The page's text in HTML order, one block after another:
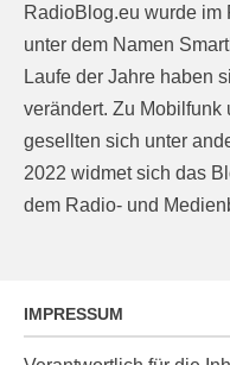
RadioBlog.eu wurde im
unter dem Namen
Laufe der Jahre haben
verändert. Zu Mobilfunk
gesellten sich unter
2022 widmet sich das
dem Radio- und
IMPRESSUM